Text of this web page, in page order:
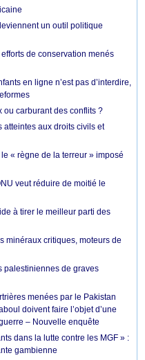
un outil politique
de conservation menés
en ligne n’est pas d’interdire,
ou carburant des conflits ?
aux droits civils et
« règne de la terreur » imposé
veut réduire de moitié le
à tirer le meilleur parti des
minéraux critiques, moteurs de
palestiniennes de graves
menées par le Pakistan
doivent faire l’objet d’une
– Nouvelle enquête
dans la lutte contre les MGF » :
gambienne